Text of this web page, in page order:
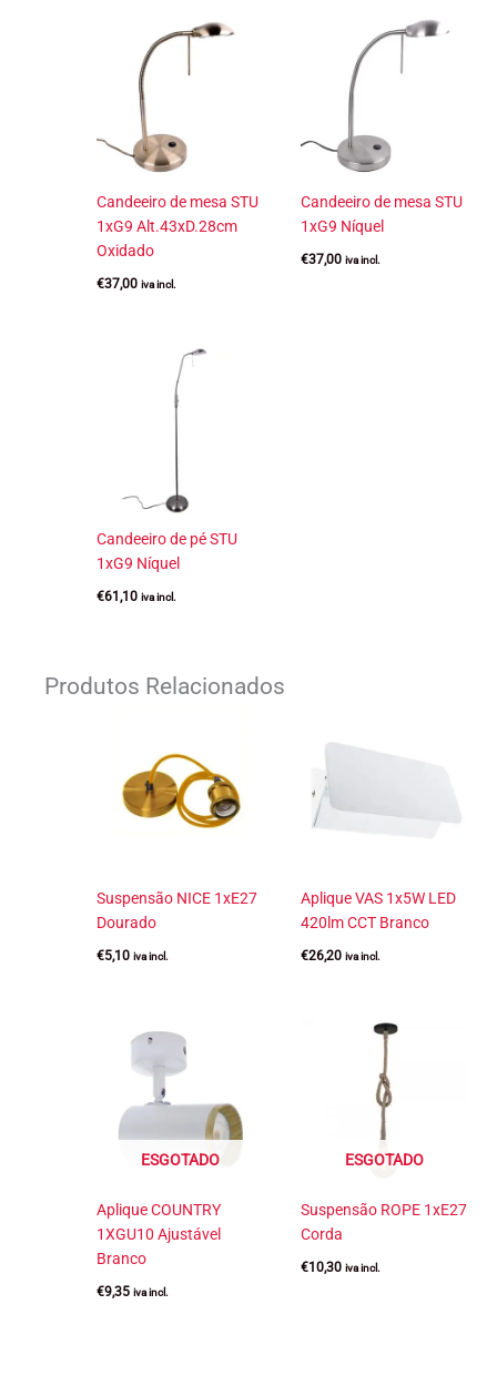
Candeeiro de mesa STU
1xG9 Alt.43xD.28cm
Oxidado
€37,00 iva incl.
Candeeiro de mesa STU
1xG9 Níquel
€37,00 iva incl.
Candeeiro de pé STU
1xG9 Níquel
€61,10 iva incl.
Produtos Relacionados
Suspensão NICE 1xE27
Dourado
€5,10 iva incl.
Aplique VAS 1x5W LED
420lm CCT Branco
€26,20 iva incl.
ESGOTADO
Aplique COUNTRY
1XGU10 Ajustável
Branco
€9,35 iva incl.
ESGOTADO
Suspensão ROPE 1xE27
Corda
€10,30 iva incl.